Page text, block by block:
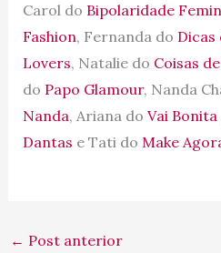
Carol do Bipolaridade
Fashion, Fernanda do Dicas
Lovers, Natalie do Coisas
do Papo Glamour, Nanda
Nanda, Ariana do Vai Bonita
Dantas e Tati do Make
← Post anterior